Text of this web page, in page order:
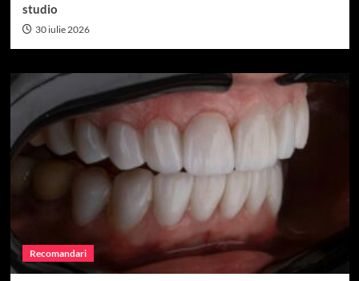
studio
30 iulie 2026
Recomandari